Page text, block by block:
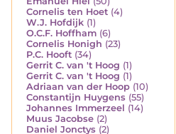
Cornelis ten Hoet (4)
W.J. Hofdijk (1)
O.C.F. Hoffham (6)
Cornelis Honigh (23)
P.C. Hooft (34)
Gerrit C. van 't Hoog (1)
Gerrit C. van 't Hoog (1)
Adriaan van der Hoop (10)
Constantijn Huygens (55)
Johannes Immerzeel (14)
Muus Jacobse (2)
Daniel Jonctys (2)